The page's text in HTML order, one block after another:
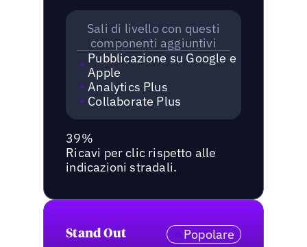
Sali di livello con questi
componenti aggiuntivi
Pubblicazione su Google e
Apple
Analytics Plus
Collaborate Plus
39%
Ricavi per clic rispetto alle
indicazioni stradali.
Stand Out
Popolare